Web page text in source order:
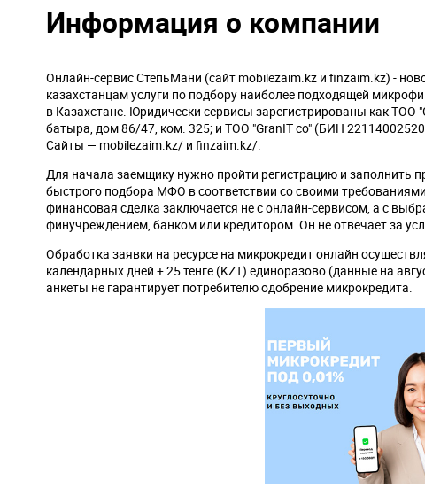
Информация о компании
Онлайн-сервис СтепьМани (сайт mobilezaim.kz и finzaim.kz) -
казахстанцам услуги по подбору наиболее подходящей
в Казахстане. Юридически сервисы зарегистрированы как
батыра, дом 86/47, ком. 325; и ТОО "GranIT co" (БИН
Сайты — mobilezaim.kz/ и finzaim.kz/.
Для начала заемщику нужно пройти регистрацию и заполнить
быстрого подбора МФО в соответствии со своими
финансовая сделка заключается не с онлайн-сервисом, а с
финучреждением, банком или кредитором. Он не отвечает за
Обработка заявки на ресурсе на микрокредит онлайн
календарных дней + 25 тенге (KZT) единоразово (данные на
анкеты не гарантирует потребителю одобрение микрокредита.